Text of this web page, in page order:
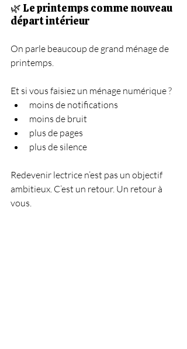
🌿 Le printemps comme nouveau
départ intérieur
On parle beaucoup de grand ménage de
printemps.
Et si vous faisiez un ménage numérique ?
moins de notifications
moins de bruit
plus de pages
plus de silence
Redevenir lectrice n’est pas un objectif
ambitieux. C’est un retour. Un retour à
vous.